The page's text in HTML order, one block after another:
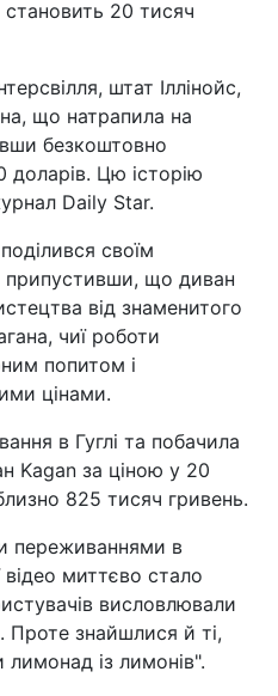
20 тисяч
штат Іллінойс,
що натрапила на
безкоштовно
Цю історію
Daily Star.
своїм
припустивши, що диван
від знаменитого
чиї роботи
попитом і
цінами.
в Гуглі та побачила
Kagan за ціною у 20
825 тисяч гривень.
переживаннями в
відео миттєво стало
висловлювали
Проте знайшлися й ті,
із лимонів".